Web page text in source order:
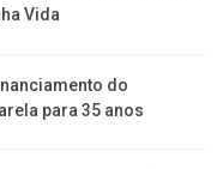
Vida
do
para 35 anos